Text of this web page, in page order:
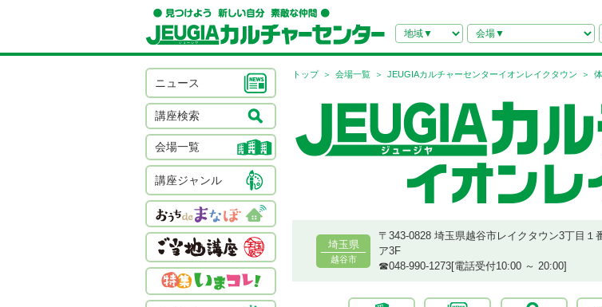
ニュース
講座検索
会場一覧
講座ジャンル
トップ 会場一覧 JEUGIAカルチャーセンターイオンレイクタウン
埼玉県
越谷市
〒343-0828 埼玉県越谷市レイクタウン3丁目
ア3F
☎︎048-990-1273[電話受付10:00 ～ 20:00]